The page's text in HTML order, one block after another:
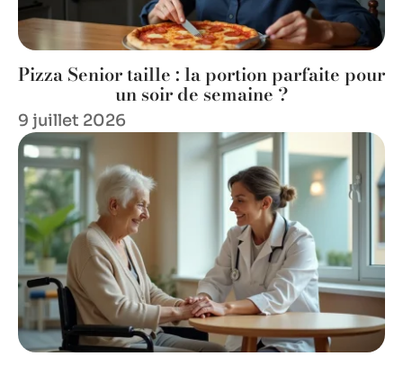
Pizza Senior taille : la portion parfaite pour
un soir de semaine ?
9 juillet 2026